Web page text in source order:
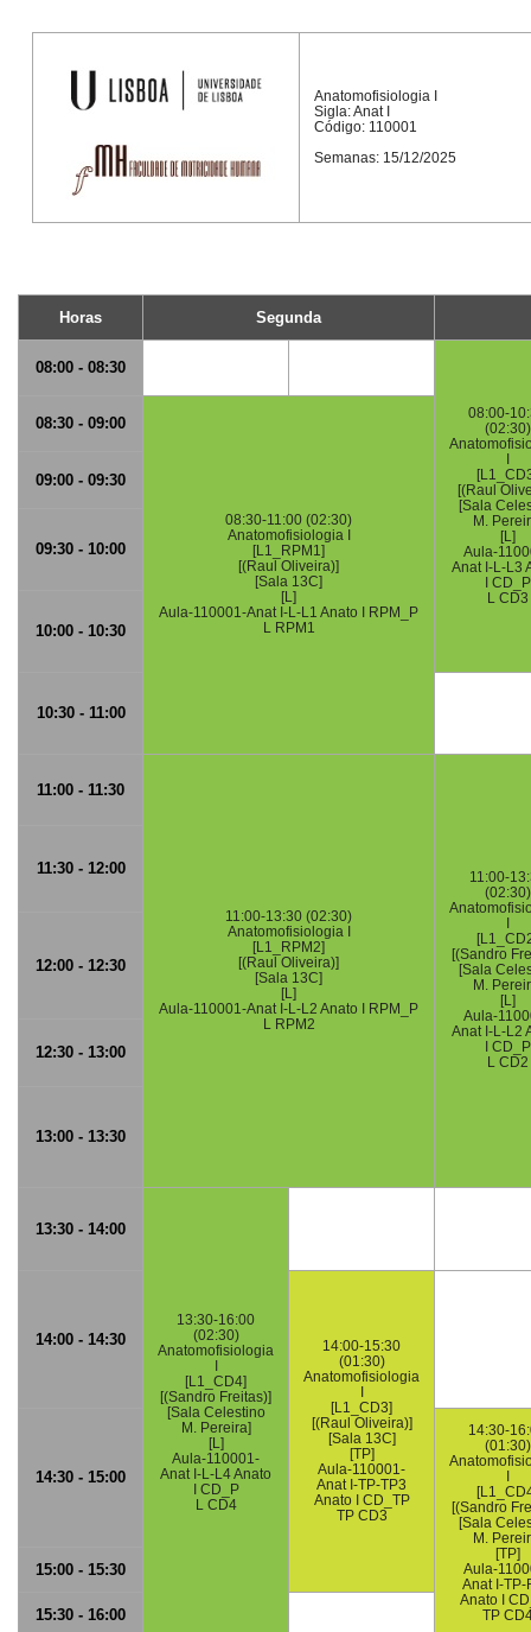
Anatomofisiologia I
Sigla: Anat I
Código: 110001
Semanas: 15/12/2025
Horas Segunda
08:00 - 08:30
08:00-
(02:30)
[(Raul
[Sala
M.
[L]
Aula-
Anat I-L-L3
I CD_P
L CD3
08:30 - 09:00
08:30-11:00 (02:30)
Anatomofisiologia I
[L1_RPM1]
[(Raul Oliveira)]
[Sala 13C]
[L]
Aula-110001-Anat I-L-L1 Anato I RPM_P
L RPM1
09:00 - 09:30
09:30 - 10:00
10:00 - 10:30
10:30 - 11:00
11:00 - 11:30
11:00-13:30 (02:30)
Anatomofisiologia I
[L1_RPM2]
[(Raul Oliveira)]
[Sala 13C]
[L]
Aula-110001-Anat I-L-L2 Anato I RPM_P
L RPM2
11:00-
(02:30)
[(Sandro
[Sala
M.
[L]
Aula-
Anat I-L-L2
I CD_P
L CD2
11:30 - 12:00
12:00 - 12:30
12:30 - 13:00
13:00 - 13:30
13:30 - 14:00
13:30-16:00
(02:30)
Anatomofisiologia
[L1_CD4]
[(Sandro Freitas)]
[Sala Celestino
M. Pereira]
[L]
Aula-110001-
Anat I-L-L4 Anato
I CD_P
L CD4
14:00 - 14:30
14:00-15:30
(01:30)
Anatomofisiologia
[L1_CD3]
[(Raul Oliveira)]
[Sala 13C]
[TP]
Aula-110001-
Anat I-TP-TP3
Anato I CD_TP
TP CD3
14:30 - 15:00
14:30-
(01:30)
[(Sandro
[Sala
M.
[TP]
Aula-
Anat I-TP-
Anato I
TP
15:00 - 15:30
15:30 - 16:00